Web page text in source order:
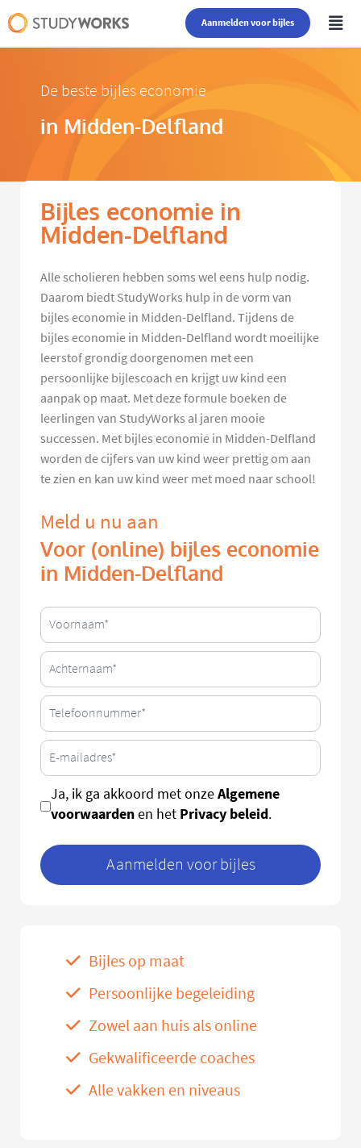
Aanmelden voor bijles
De beste bijles economie
in Midden-Delfland
Bijles economie in
Midden-Delfland
Alle scholieren hebben soms wel eens hulp nodig.
Daarom biedt StudyWorks hulp in de vorm van
bijles economie in Midden-Delfland. Tijdens de
bijles economie in Midden-Delfland wordt moeilijke
leerstof grondig doorgenomen met een
persoonlijke bijlescoach en krijgt uw kind een
aanpak op maat. Met deze formule boeken de
leerlingen van StudyWorks al jaren mooie
successen. Met bijles economie in Midden-Delfland
worden de cijfers van uw kind weer prettig om aan
te zien en kan uw kind weer met moed naar school!
Meld u nu aan
Voor (online) bijles economie
in Midden-Delfland
Ja, ik ga akkoord met onzeAlgemene
voorwaardenen het Privacy beleid.
Aanmelden voor bijles
Bijles op maat
Persoonlijke begeleiding
Zowel aan huis als online
Gekwalificeerde coaches
Alle vakken en niveaus